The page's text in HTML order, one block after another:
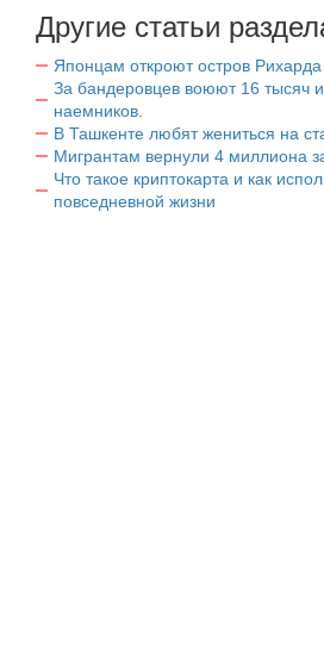
Другие статьи
Японцам откроют остров Рихарда
За бандеровцев воюют 16 тысяч
наемников.
В Ташкенте любят жениться на
Мигрантам вернули 4 миллиона
Что такое криптокарта и как
повседневной жизни